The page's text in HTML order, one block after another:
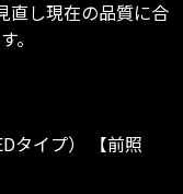
直し現在の品質に合
。
タイプ） 【前照